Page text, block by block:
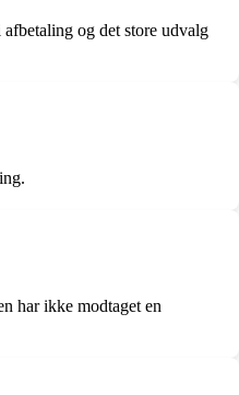
og det store udvalg
har ikke modtaget en